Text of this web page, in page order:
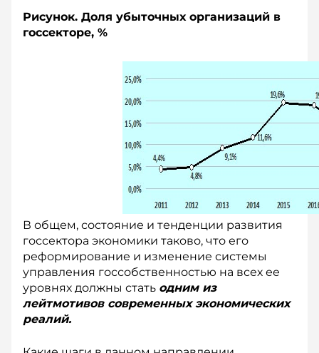
Рисунок. Доля убыточных организаций в
госсекторе, %
В общем, состояние и тенденции развития
госсектора экономики таково, что его
реформирование и изменение системы
управления госсобственностью на всех ее
уровнях должны стать одним из
лейтмотивов современных экономических
реалий.